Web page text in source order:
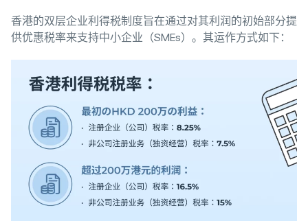
香港的双层企业利得税制度旨在通过对其利润的初始部分提
供优惠税率来支持中小企业（SMEs）。其运作方式如下：